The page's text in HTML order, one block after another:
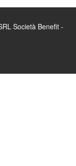
Società Benefit -